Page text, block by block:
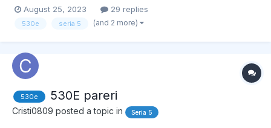
anunturile de mai jos https://www.mobile.de/ro/Automobil/BMW-
530e-M-SPORT-HUD-H-K-SOFT-LIVE-CP-KAM-
August 25, 2023 29 replies
530e seria 5 (and 2 more)
530e 530E pareri
Cristi0809 posted a topic in Seria 5